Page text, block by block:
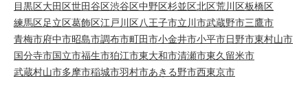
目黒区大田区世田谷区渋谷区中野区杉並区北区荒川区板橋区
練馬区足立区葛飾区江戸川区八王子市立川市武蔵野市三鷹市
青梅市府中市昭島市調布市町田市小金井市小平市日野市東村山市
国分寺市国立市福生市狛江市東大和市清瀬市東久留米市
武蔵村山市多摩市稲城市羽村市あきる野市西東京市